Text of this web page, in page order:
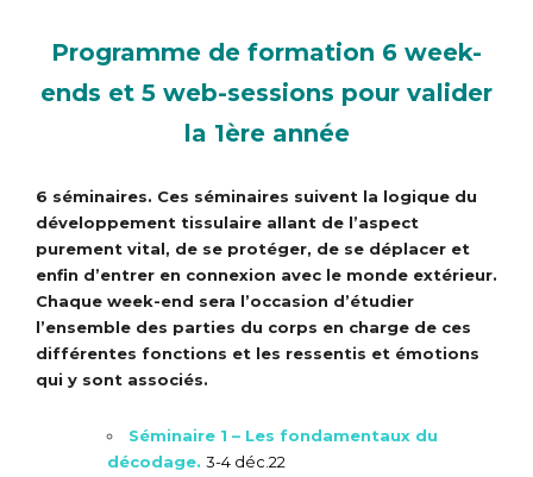
Programme de formation 6 week-
ends et 5 web-sessions pour valider
la 1ère année
6 séminaires. Ces séminaires suivent la logique du
développement tissulaire allant de l’aspect
purement vital, de se protéger, de se déplacer et
enfin d’entrer en connexion avec le monde extérieur.
Chaque week-end sera l’occasion d’étudier
l’ensemble des parties du corps en charge de ces
différentes fonctions et les ressentis et émotions
qui y sont associés.
Séminaire 1 – Les fondamentaux du
décodage. 3-4 déc.22